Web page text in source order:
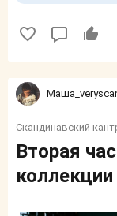
Скандинавский
Вторая